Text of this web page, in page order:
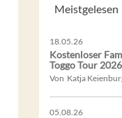
Meistgelesen
18.05.26
Kostenloser
Toggo Tour 2026
Von Katja
05.08.26